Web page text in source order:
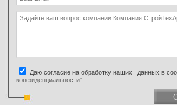
Даю согласие на обработку наших данных в
конфиденциальности"